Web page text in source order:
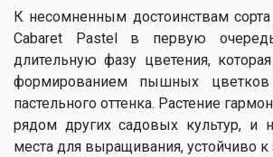
К несомненным достоинствам
Cabaret Pastel в первую
длительную фазу цветения,
формированием пышных цветков
пастельного оттенка. Растение
рядом других садовых культур, и
места для выращивания, устойчиво к